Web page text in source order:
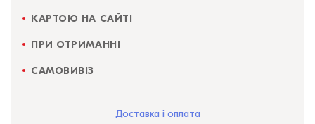
КАРТОЮ НА САЙТІ
ПРИ ОТРИМАННІ
САМОВИВІЗ
Доставка і оплата